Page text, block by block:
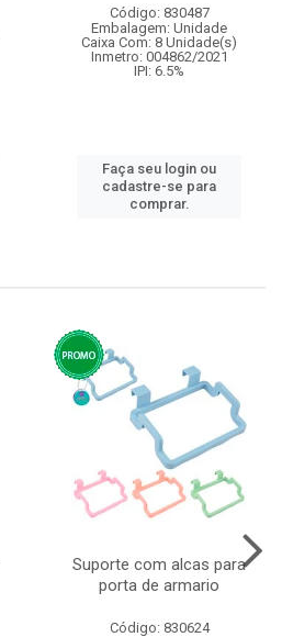
Código: 830487
Embalagem: Unidade
Caixa Com: 8 Unidade(s)
Inmetro: 004862/2021
IPI: 6.5%
Faça seu login ou
cadastre-se para
comprar.
Suporte com alcas para
porta de armario
Código: 830624